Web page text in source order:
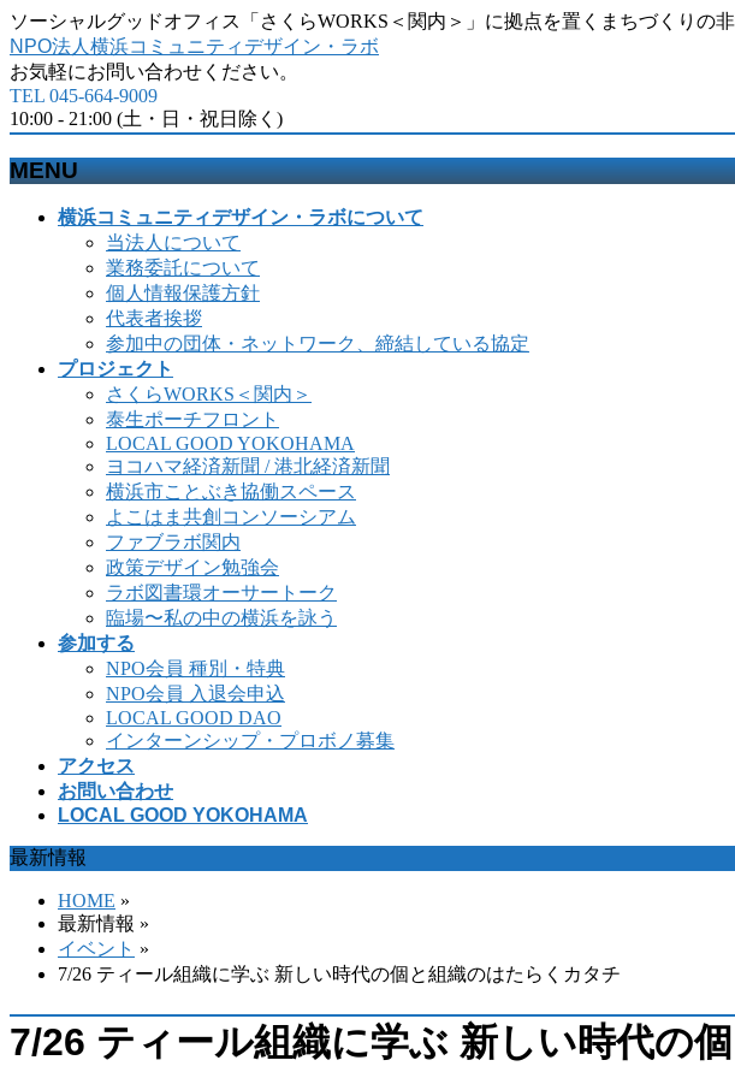
ソーシャルグッドオフィス「さくらWORKS＜関内＞」に拠点を置くまちづくりの
NPO法人横浜コミュニティデザイン・ラボ
お気軽にお問い合わせください。
TEL 045-664-9009
10:00 - 21:00 (土・日・祝日除く)
MENU
横浜コミュニティデザイン・ラボについて
当法人について
業務委託について
個人情報保護方針
代表者挨拶
参加中の団体・ネットワーク、締結している協定
プロジェクト
さくらWORKS＜関内＞
泰生ポーチフロント
LOCAL GOOD YOKOHAMA
ヨコハマ経済新聞 / 港北経済新聞
横浜市ことぶき協働スペース
よこはま共創コンソーシアム
ファブラボ関内
政策デザイン勉強会
ラボ図書環オーサートーク
臨場〜私の中の横浜を詠う
参加する
NPO会員 種別・特典
NPO会員 入退会申込
LOCAL GOOD DAO
インターンシップ・プロボノ募集
アクセス
お問い合わせ
LOCAL GOOD YOKOHAMA
最新情報
HOME »
最新情報 »
イベント »
7/26 ティール組織に学ぶ 新しい時代の個と組織のはたらくカタチ
7/26 ティール組織に学ぶ 新しい時代の